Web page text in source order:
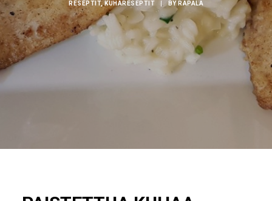
RESEPTIT, KUHARESEPTIT BY RAPALA